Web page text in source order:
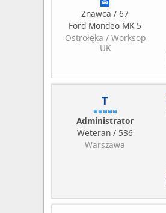
Znawca / 67
Ford Mondeo MK 5
Ostrołęka / Worksop
UK
T
Administrator
Weteran / 536
Warszawa